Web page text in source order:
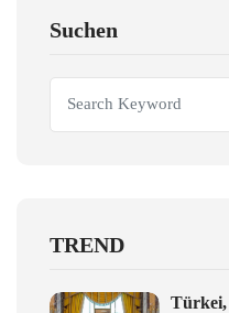
Suchen
TREND
Türkei,